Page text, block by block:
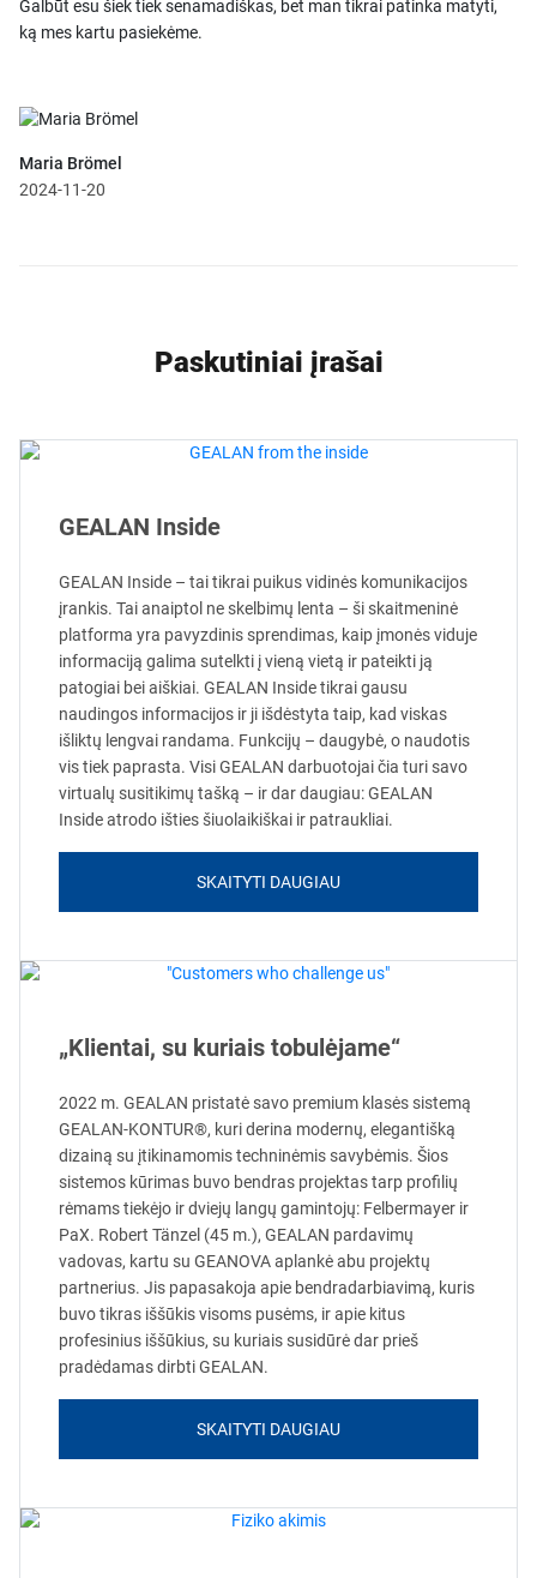
Galbūt esu šiek tiek senamadiškas, bet man tikrai patinka matyti,
ką mes kartu pasiekėme.
Maria Brömel
2024-11-20
Paskutiniai įrašai
GEALAN Inside
GEALAN Inside – tai tikrai puikus vidinės komunikacijos
įrankis. Tai anaiptol ne skelbimų lenta – ši skaitmeninė
platforma yra pavyzdinis sprendimas, kaip įmonės viduje
informaciją galima sutelkti į vieną vietą ir pateikti ją
patogiai bei aiškiai. GEALAN Inside tikrai gausu
naudingos informacijos ir ji išdėstyta taip, kad viskas
išliktų lengvai randama. Funkcijų – daugybė, o naudotis
vis tiek paprasta. Visi GEALAN darbuotojai čia turi savo
virtualų susitikimų tašką – ir dar daugiau: GEALAN
Inside atrodo išties šiuolaikiškai ir patraukliai.
SKAITYTI DAUGIAU
„Klientai, su kuriais tobulėjame“
2022 m. GEALAN pristatė savo premium klasės sistemą
GEALAN-KONTUR®, kuri derina modernų, elegantišką
dizainą su įtikinamomis techninėmis savybėmis. Šios
sistemos kūrimas buvo bendras projektas tarp profilių
rėmams tiekėjo ir dviejų langų gamintojų: Felbermayer ir
PaX. Robert Tänzel (45 m.), GEALAN pardavimų
vadovas, kartu su GEANOVA aplankė abu projektų
partnerius. Jis papasakoja apie bendradarbiavimą, kuris
buvo tikras iššūkis visoms pusėms, ir apie kitus
profesinius iššūkius, su kuriais susidūrė dar prieš
pradėdamas dirbti GEALAN.
SKAITYTI DAUGIAU